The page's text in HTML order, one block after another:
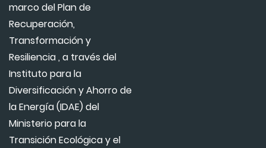
marco del Plan de
Recuperación,
Transformación y
Resiliencia , a través del
Instituto para la
Diversificación y Ahorro de
la Energía (IDAE) del
Ministerio para la
Transición Ecológica y el